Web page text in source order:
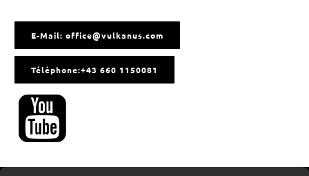
E-Mail: office@vulkanus.com
Téléphone:+43 660 1150081